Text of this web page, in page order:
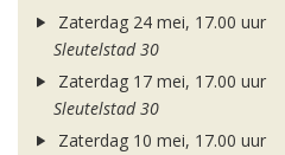
Zaterdag 24 mei, 17.00 uur
Sleutelstad 30
Zaterdag 17 mei, 17.00 uur
Sleutelstad 30
Zaterdag 10 mei, 17.00 uur